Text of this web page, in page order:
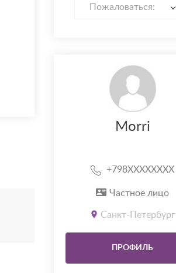
Пожаловаться:
Morri
+798XXXXXXXX
Частное лицо
Санкт-Петербург
ПРОФИЛЬ